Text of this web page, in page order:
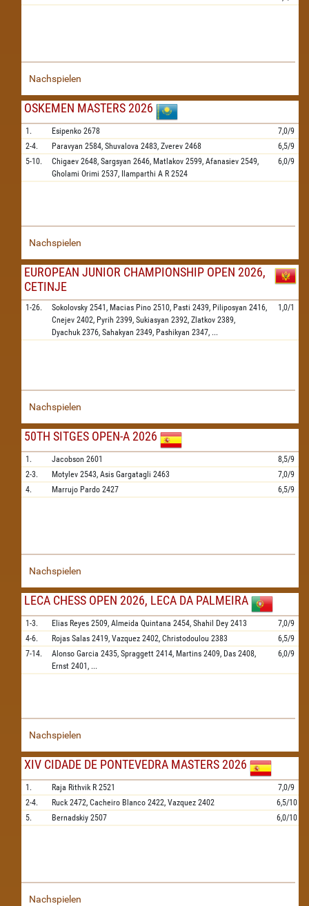
Nachspielen
OSKEMEN MASTERS 2026
1. Esipenko 2678
7,0/9
2-4.
Paravyan 2584, Shuvalova 2483, Zverev 2468
6,5/9
5-10.
Chigaev 2648, Sargsyan 2646, Matlakov 2599, Afanasiev 2549,
Gholami Orimi 2537, Ilamparthi A R 2524
6,0/9
Nachspielen
EUROPEAN JUNIOR CHAMPIONSHIP OPEN 2026,
CETINJE
1-26. Sokolovsky 2541, Macias Pino 2510, Pasti 2439, Piliposyan 2416,
Cnejev 2402, Pyrih 2399, Sukiasyan 2392, Zlatkov 2389,
Dyachuk 2376, Sahakyan 2349, Pashikyan 2347, ...
1,0/1
Nachspielen
50TH SITGES OPEN-A 2026
1. Jacobson 2601
8,5/9
2-3.
Motylev 2543, Asis Gargatagli 2463
7,0/9
4.
Marrujo Pardo 2427 6,5/9
Nachspielen
LECA CHESS OPEN 2026, LECA DA PALMEIRA
1-3. Elias Reyes 2509, Almeida Quintana 2454, Shahil Dey 2413
7,0/9
4-6.
Rojas Salas 2419, Vazquez 2402, Christodoulou 2383
6,5/9
7-14.
Alonso Garcia 2435, Spraggett 2414, Martins 2409, Das 2408,
Ernst 2401, ...
6,0/9
Nachspielen
XIV CIDADE DE PONTEVEDRA MASTERS 2026
1. Raja Rithvik R 2521
7,0/9
2-4.
Ruck 2472, Cacheiro Blanco 2422, Vazquez 2402
6,5/10
5.
Bernadskiy 2507 6,0/10
Nachspielen